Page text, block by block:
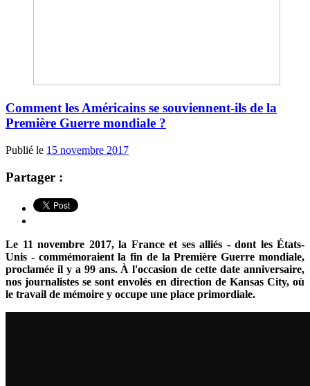
Comment les Américains se souviennent-ils de la
Première Guerre mondiale ?
Publié le 15 novembre 2017
Partager :
Le 11 novembre 2017, la France et ses alliés - dont les États-
Unis - commémoraient la fin de la Première Guerre mondiale,
proclamée il y a 99 ans. À l'occasion de cette date anniversaire,
nos journalistes se sont envolés en direction de Kansas City, où
le travail de mémoire y occupe une place primordiale.